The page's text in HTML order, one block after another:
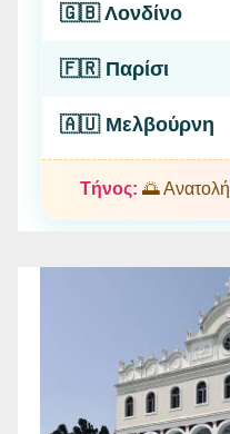
🇬🇧 Λονδίνο
🇫🇷 Παρίσι
🇦🇺 Μελβούρνη
Τήνος: 🌅 Ανατολή